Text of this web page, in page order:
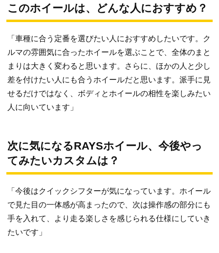
このホイールは、どんな人におすすめ？
「車種に合う定番を選びたい人におすすめしたいです。ク
ルマの雰囲気に合ったホイールを選ぶことで、全体のまと
まりは大きく変わると思います。さらに、ほかの人と少し
差を付けたい人にも合うホイールだと思います。派手に見
せるだけではなく、ボディとホイールの相性を楽しみたい
人に向いています」
次に気になるRAYSホイール、今後やっ
てみたいカスタムは？
「今後はクイックシフターが気になっています。ホイール
で見た目の一体感が高まったので、次は操作感の部分にも
手を入れて、より走る楽しさを感じられる仕様にしていき
たいです」